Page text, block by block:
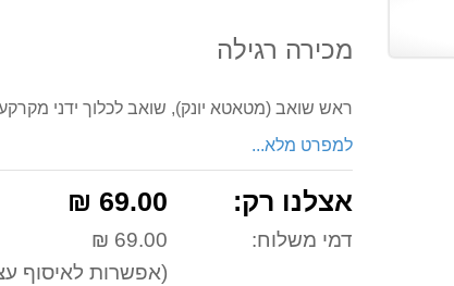
מכירה רגילה
ראש שואב (מטאטא יונק), שואב לכלוך ידני
למפרט מלא...
אצלנו רק: 69.00 ₪
דמי משלוח:
69.00 ₪
(אפשרות לאיסוף